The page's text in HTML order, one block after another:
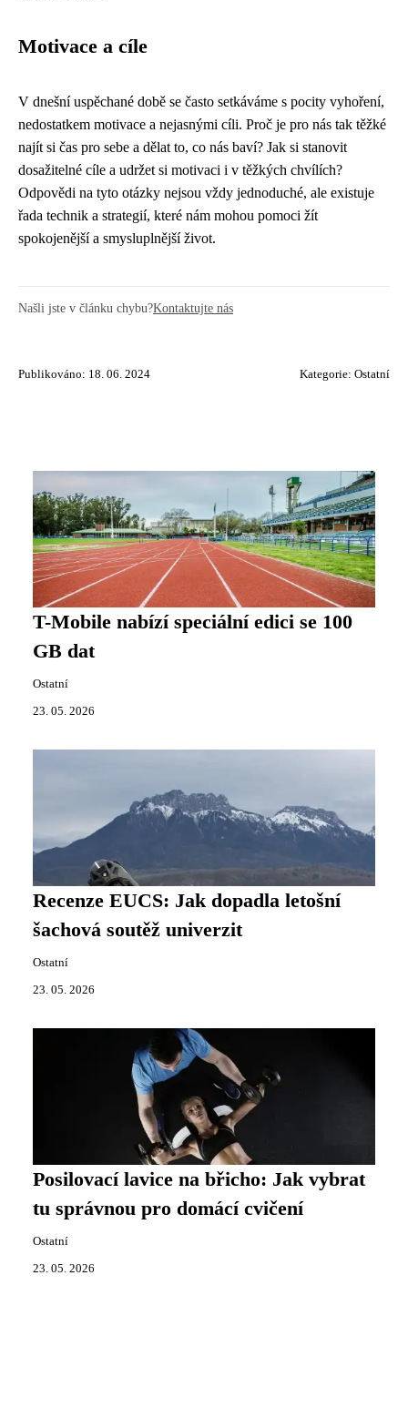
Motivace a cíle
V dnešní uspěchané době se často setkáváme s pocity vyhoření,
nedostatkem motivace a nejasnými cíli. Proč je pro nás tak těžké
najít si čas pro sebe a dělat to, co nás baví? Jak si stanovit
dosažitelné cíle a udržet si motivaci i v těžkých chvílích?
Odpovědi na tyto otázky nejsou vždy jednoduché, ale existuje
řada technik a strategií, které nám mohou pomoci žít
spokojenější a smysluplnější život.
Našli jste v článku chybu?Kontaktujte nás
Publikováno: 18. 06. 2024 Kategorie: Ostatní
T-Mobile nabízí speciální edici se 100
GB dat
Ostatní
23. 05. 2026
Recenze EUCS: Jak dopadla letošní
šachová soutěž univerzit
Ostatní
23. 05. 2026
Posilovací lavice na břicho: Jak vybrat
tu správnou pro domácí cvičení
Ostatní
23. 05. 2026